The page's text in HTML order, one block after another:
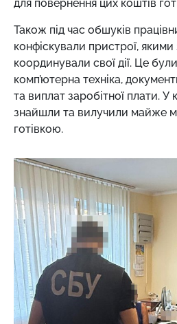
для повернення цих коштів
Також під час обшуків
конфіскували пристрої,
координували свої дії. Це
комп’ютерна техніка,
та виплат заробітної плати. У
знайшли та вилучили майже
готівкою.